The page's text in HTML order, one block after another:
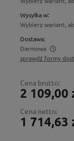
Wysyłka w:
Wybierz wariant,
Dostawa:
Darmowa
Cena nie
sprawdź formy
Cena brutto:
2 109,00
Cena netto:
1 714,63